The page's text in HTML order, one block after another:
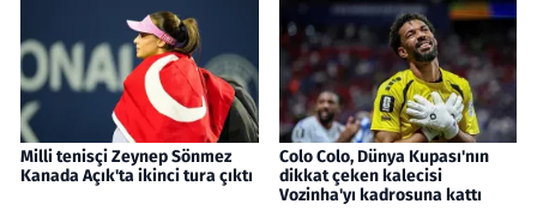
Milli tenisçi Zeynep Sönmez
Kanada Açık'ta ikinci tura çıktı
Colo Colo, Dünya Kupası'nın
dikkat çeken kalecisi
Vozinha'yı kadrosuna kattı